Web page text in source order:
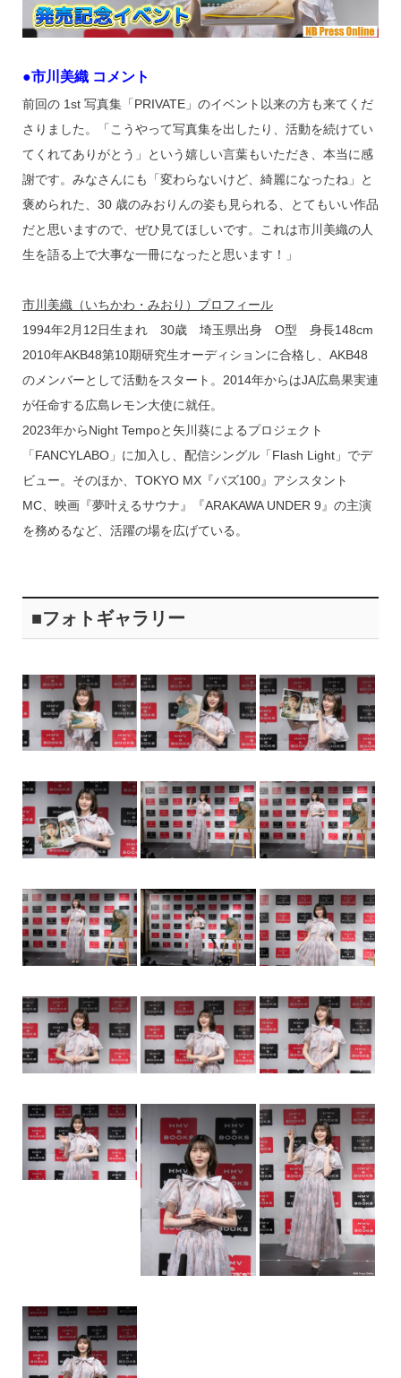
●市川美織 コメント
前回の 1st 写真集「PRIVATE」のイベント以来の方も来てくだ
さりました。「こうやって写真集を出したり、活動を続けてい
てくれてありがとう」という嬉しい言葉もいただき、本当に感
謝です。みなさんにも「変わらないけど、綺麗になったね」と
褒められた、30 歳のみおりんの姿も見られる、とてもいい作品
だと思いますので、ぜひ見てほしいです。これは市川美織の人
生を語る上で大事な一冊になったと思います！」
市川美織（いちかわ・みおり）プロフィール
1994年2月12日生まれ 30歳 埼玉県出身 O型 身長148cm
2010年AKB48第10期研究生オーディションに合格し、AKB48
のメンバーとして活動をスタート。2014年からはJA広島果実連
が任命する広島レモン大使に就任。
2023年からNight Tempoと矢川葵によるプロジェクト
「FANCYLABO」に加入し、配信シングル「Flash Light」でデ
ビュー。そのほか、TOKYO MX『バズ100』アシスタント
MC、映画『夢叶えるサウナ』『ARAKAWA UNDER 9』の主演
を務めるなど、活躍の場を広げている。
■フォトギャラリー